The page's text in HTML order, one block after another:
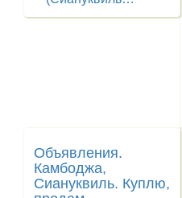
Объявления.
Камбоджа,
Сиануквиль. Куплю,